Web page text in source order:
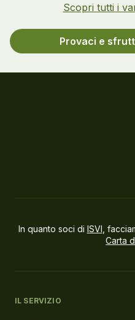
Scopri tutti i
Provaci e
In quanto soci di ISVI ,
Carta
IL SERVIZIO